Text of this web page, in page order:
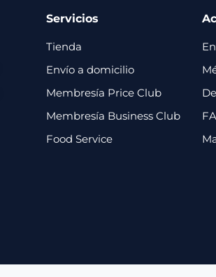
Servicios
Tienda
Envío a domicilio
Membresía Price Club
Membresía Business Club
Food Service